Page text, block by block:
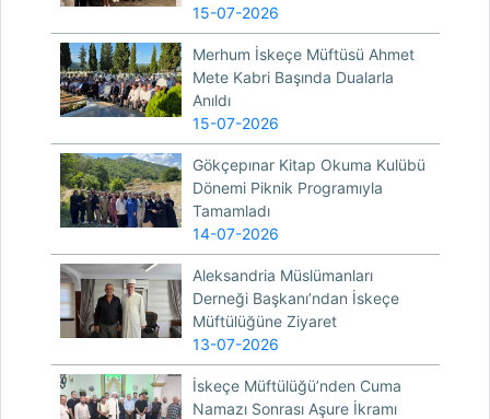
15-07-2026
Merhum İskeçe Müftüsü Ahmet
Mete Kabri Başında Dualarla
Anıldı
15-07-2026
Gökçepınar Kitap Okuma Kulübü
Dönemi Piknik Programıyla
Tamamladı
14-07-2026
Aleksandria Müslümanları
Derneği Başkanı’ndan İskeçe
Müftülüğüne Ziyaret
13-07-2026
İskeçe Müftülüğü’nden Cuma
Namazı Sonrası Aşure İkramı